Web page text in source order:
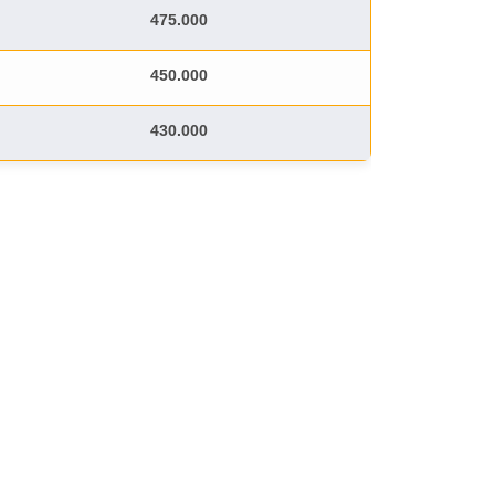
475.000
450.000
430.000